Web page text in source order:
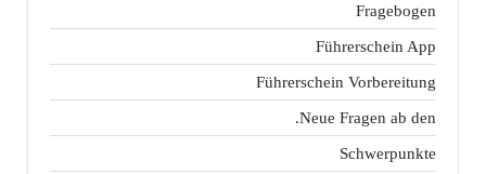
Fragebogen
Führerschein App
Führerschein Vorbereitung
Neue Fragen ab den.
Schwerpunkte